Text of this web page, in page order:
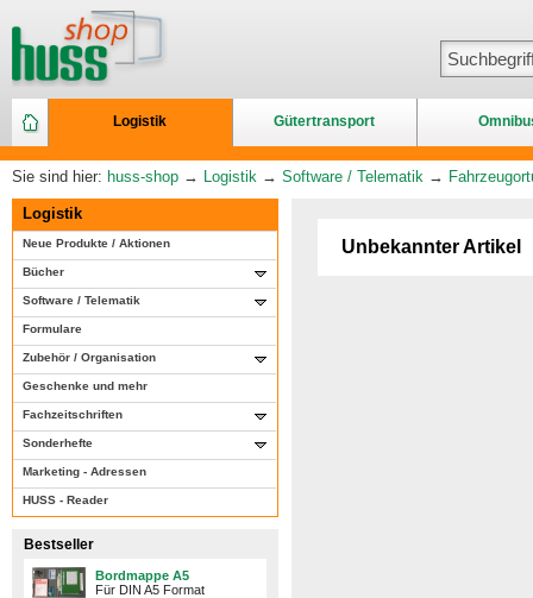
Logistik Gütertransport
Sie sind hier: huss-shop → Logistik → Software / Telematik →
Logistik
Neue Produkte / Aktionen
Bücher
Software / Telematik
Formulare
Zubehör / Organisation
Geschenke und mehr
Fachzeitschriften
Sonderhefte
Marketing - Adressen
HUSS - Reader
Bestseller
Bordmappe A5
Für DIN A5 Format
Unbekannter Artikel